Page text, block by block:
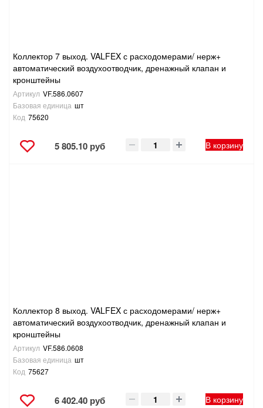
Коллектор 7 выход. VALFEX с расходомерами/ нерж+
автоматический воздухоотводчик, дренажный клапан и
кронштейны
Артикул VF.586.0607
Базовая единица шт
Код 75620
5 805.10 руб В корзину
Коллектор 8 выход. VALFEX с расходомерами/ нерж+
автоматический воздухоотводчик, дренажный клапан и
кронштейны
Артикул VF.586.0608
Базовая единица шт
Код 75627
6 402.40 руб В корзину